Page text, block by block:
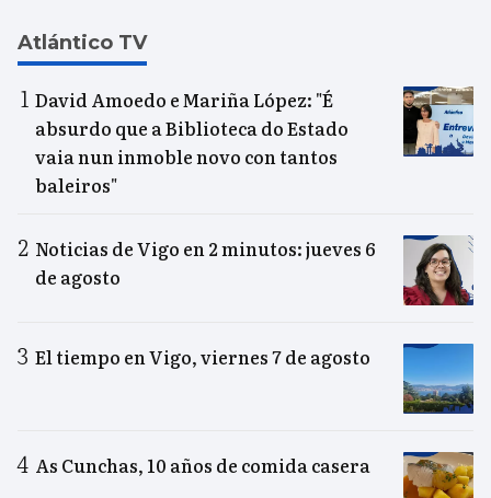
Atlántico TV
David Amoedo e Mariña López: "É
absurdo que a Biblioteca do Estado
vaia nun inmoble novo con tantos
baleiros"
Noticias de Vigo en 2 minutos: jueves 6
de agosto
El tiempo en Vigo, viernes 7 de agosto
As Cunchas, 10 años de comida casera